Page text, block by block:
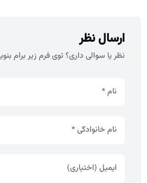
ارسال نظر
نظر یا سوالی داری؟ توی فرم زیر برام